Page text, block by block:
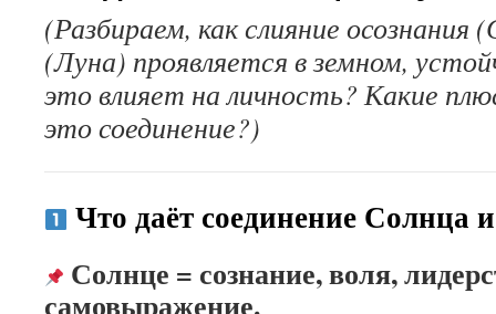
(Разбираем, как слияние осознания
(Луна) проявляется в земном,
это влияет на личность? Какие
это соединение?)
Что даёт соединение
Солнце = сознание, воля,
самовыражение.